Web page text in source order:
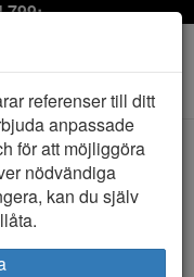
799:-
referenser till ditt
anpassade
för att möjliggöra
nödvändiga
kan du själv